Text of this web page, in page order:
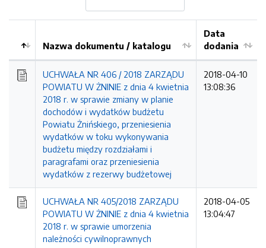
Kolejność
Nazwa dokumentu / katalogu
Data
dodania
UCHWAŁA NR 406 / 2018 ZARZĄDU
POWIATU W ŻNINIE z dnia 4 kwietnia
2018 r. w sprawie zmiany w planie
dochodów i wydatków budżetu
Powiatu Żnińskiego, przeniesienia
wydatków w toku wykonywania
budżetu między rozdziałami i
paragrafami oraz przeniesienia
wydatków z rezerwy budżetowej
2018-04-10
13:08:36
UCHWAŁA NR 405/2018 ZARZĄDU
POWIATU W ŻNINIE z dnia 4 kwietnia
2018 r. w sprawie umorzenia
należności cywilnoprawnych
2018-04-05
13:04:47